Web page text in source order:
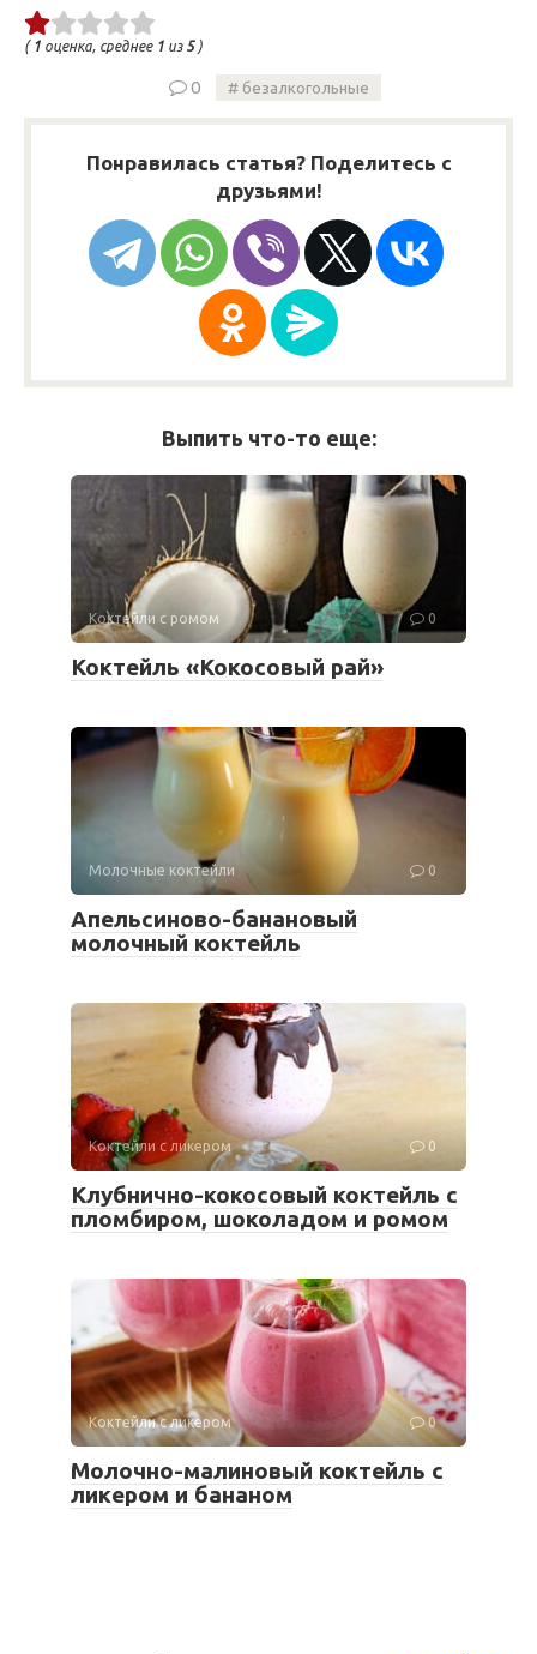
( 1 оценка, среднее 1 из 5)
0 безалкогольные
Понравилась статья? Поделитесь с
друзьями!
Выпить что-то еще:
Коктейли с ромом 0
Коктейль «Кокосовый рай»
Молочные коктейли 0
Апельсиново-банановый
молочный коктейль
Коктейли с ликером 0
Клубнично-кокосовый коктейль с
пломбиром, шоколадом и ромом
Коктейли с ликером 0
Молочно-малиновый коктейль с
ликером и бананом